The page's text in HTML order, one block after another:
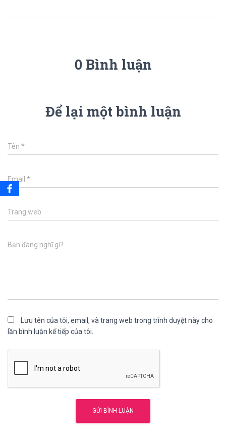
0 Bình luận
Để lại một bình luận
Tên *
Email *
Trang web
Bạn đang nghĩ gì?
Lưu tên của tôi, email, và trang web trong trình duyệt này cho
lần bình luận kế tiếp của tôi.